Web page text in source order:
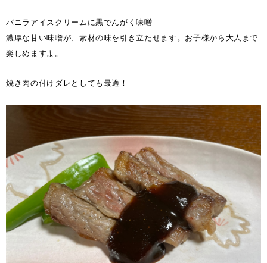
バニラアイスクリームに黒でんがく味噌
濃厚な甘い味噌が、素材の味を引き立たせます。お子様から大人まで
楽しめますよ。
焼き肉の付けダレとしても最適！